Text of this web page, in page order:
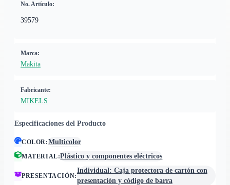
No. Artículo:
39579
Marca:
Makita
Fabricante:
MIKELS
Especificaciones del Producto
COLOR:Multicolor
MATERIAL:Plástico y componentes eléctricos
PRESENTACIÓN:
Individual: Caja protectora de cartón con
presentación y código de barra